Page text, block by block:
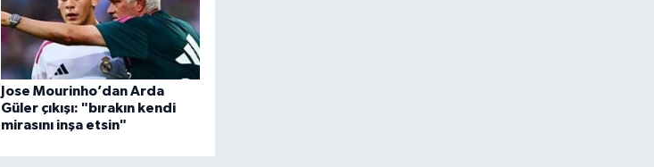
Jose Mourinho’dan Arda
Güler çıkışı: "bırakın kendi
mirasını inşa etsin"